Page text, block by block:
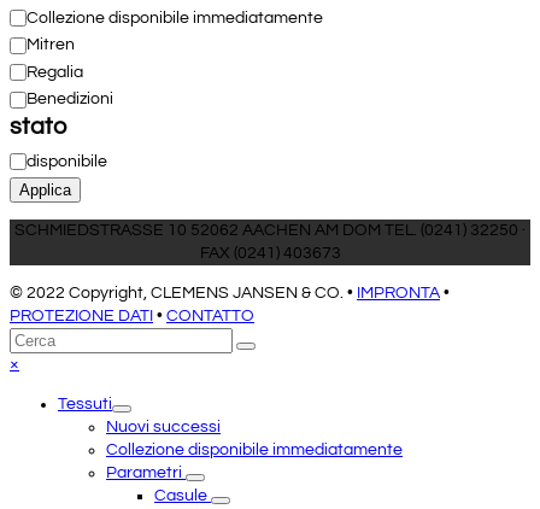
Collezione disponibile immediatamente
Mitren
Regalia
Benedizioni
stato
Disponibilità
disponibile
Applica
SCHMIEDSTRASSE 10 52062 AACHEN AM DOM TEL. (0241) 32250 ·
FAX (0241) 403673
© 2022 Copyright, CLEMENS JANSEN & CO. • IMPRONTA •
PROTEZIONE DATI • CONTATTO
Torna
in
Cerca
Invia
×
menuTessuti
Nuovi successi
Collezione disponibile immediatamente
Parametri
Casule